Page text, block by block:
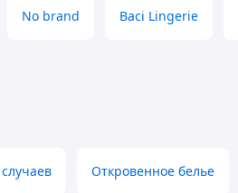
No brand Baci Lingerie
Откровенное белье